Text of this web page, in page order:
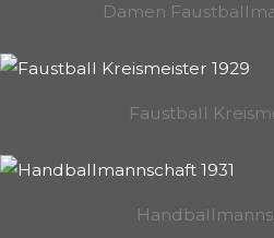
Damen
Faustball